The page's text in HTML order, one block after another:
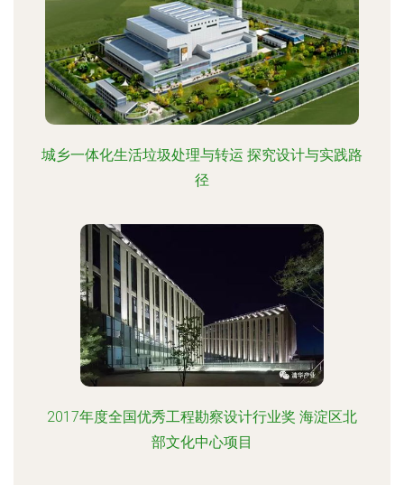
城乡一体化生活垃圾处理与转运 探究设计与实践路
径
2017年度全国优秀工程勘察设计行业奖 海淀区北
部文化中心项目